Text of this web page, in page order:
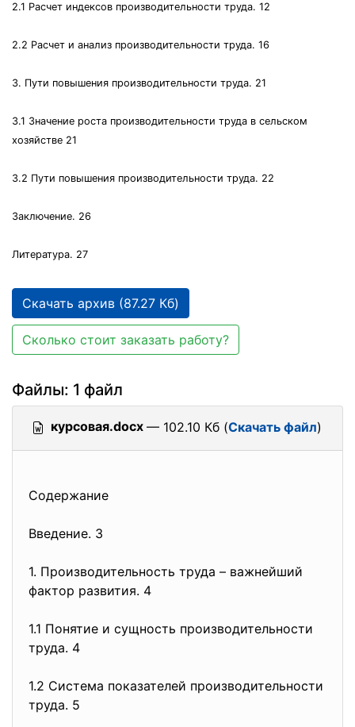
2.1 Расчет индексов производительности труда. 12
2.2 Расчет и анализ производительности труда. 16
3. Пути повышения производительности труда. 21
3.1 Значение роста производительности труда в сельском
хозяйстве 21
3.2 Пути повышения производительности труда. 22
Заключение. 26
Литература. 27
Скачать архив (87.27 Кб)
Сколько стоит заказать работу?
Файлы: 1 файл
курсовая.docx — 102.10 Кб (Скачать файл)
Содержание
Введение. 3
1. Производительность труда – важнейший
фактор развития. 4
1.1 Понятие и сущность производительности
труда. 4
1.2 Система показателей производительности
труда. 5